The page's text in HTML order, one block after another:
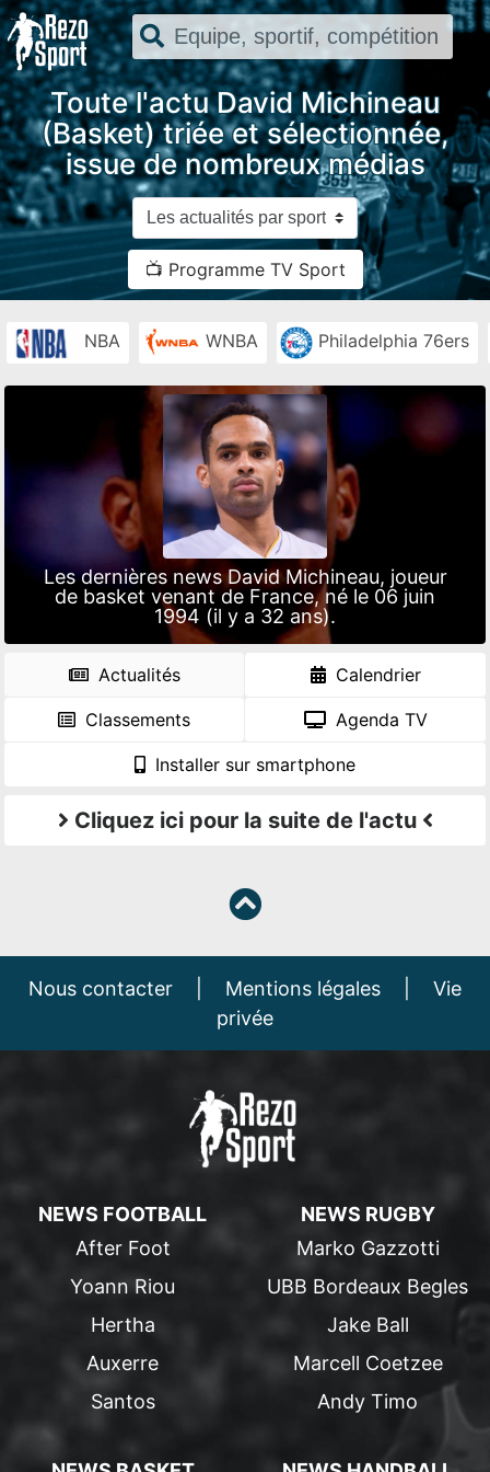
Toute l'actu David Michineau
(Basket) triée et sélectionnée,
issue de nombreux médias
📺 Programme TV Sport
NBA WNBA Philadelphia 76ers
Les dernières news David Michineau, joueur
de basket venant de France, né le 06 juin
1994 (il y a 32 ans).
Actualités Calendrier
Classements Agenda TV
Installer sur smartphone
Cliquez ici pour la suite de l'actu
Nous contacter Mentions légales
Vie
privée
NEWS FOOTBALL
After Foot
Yoann Riou
Hertha
Auxerre
Santos
NEWS RUGBY
Marko Gazzotti
UBB Bordeaux Begles
Jake Ball
Marcell Coetzee
Andy Timo